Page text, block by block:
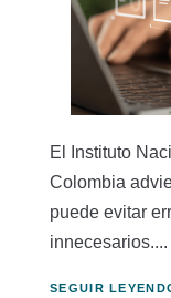
El Instituto
Colombia
puede evitar
innecesarios....
SEGUIR